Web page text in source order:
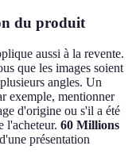
du produit
aussi à la revente.
que les images soient
angles. Un
exemple, mentionner
d'origine ou s'il a été
l'acheteur. 60 Millions
présentation